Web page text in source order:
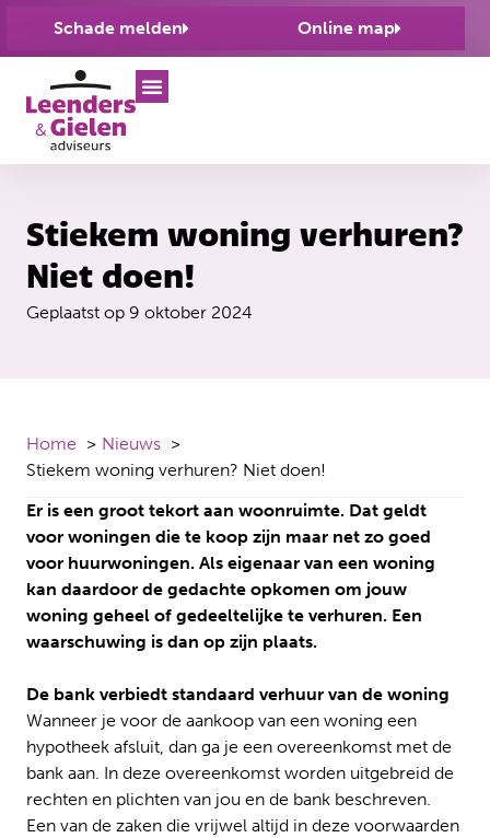
Schade melden Online map
Stiekem woning verhuren?
Niet doen!
Geplaatst op 9 oktober 2024
Home
Nieuws
Stiekem woning verhuren? Niet doen!
Er is een groot tekort aan woonruimte. Dat geldt
voor woningen die te koop zijn maar net zo goed
voor huurwoningen. Als eigenaar van een woning
kan daardoor de gedachte opkomen om jouw
woning geheel of gedeeltelijke te verhuren. Een
waarschuwing is dan op zijn plaats.
De bank verbiedt standaard verhuur van de woning
Wanneer je voor de aankoop van een woning een
hypotheek afsluit, dan ga je een overeenkomst met de
bank aan. In deze overeenkomst worden uitgebreid de
rechten en plichten van jou en de bank beschreven.
Een van de zaken die vrijwel altijd in deze voorwaarden